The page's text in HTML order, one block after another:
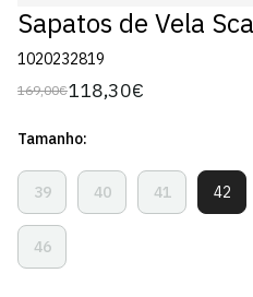
Sapatos de Vela
1020232819
Preço
169,00€
Preço
venda
118,30€
Tamanho:
39
Variante
Esgotada
Ou
Indisponível
40
Variante
Esgotada
41
Variante
Esgotada
42
46
Variante
Esgotada